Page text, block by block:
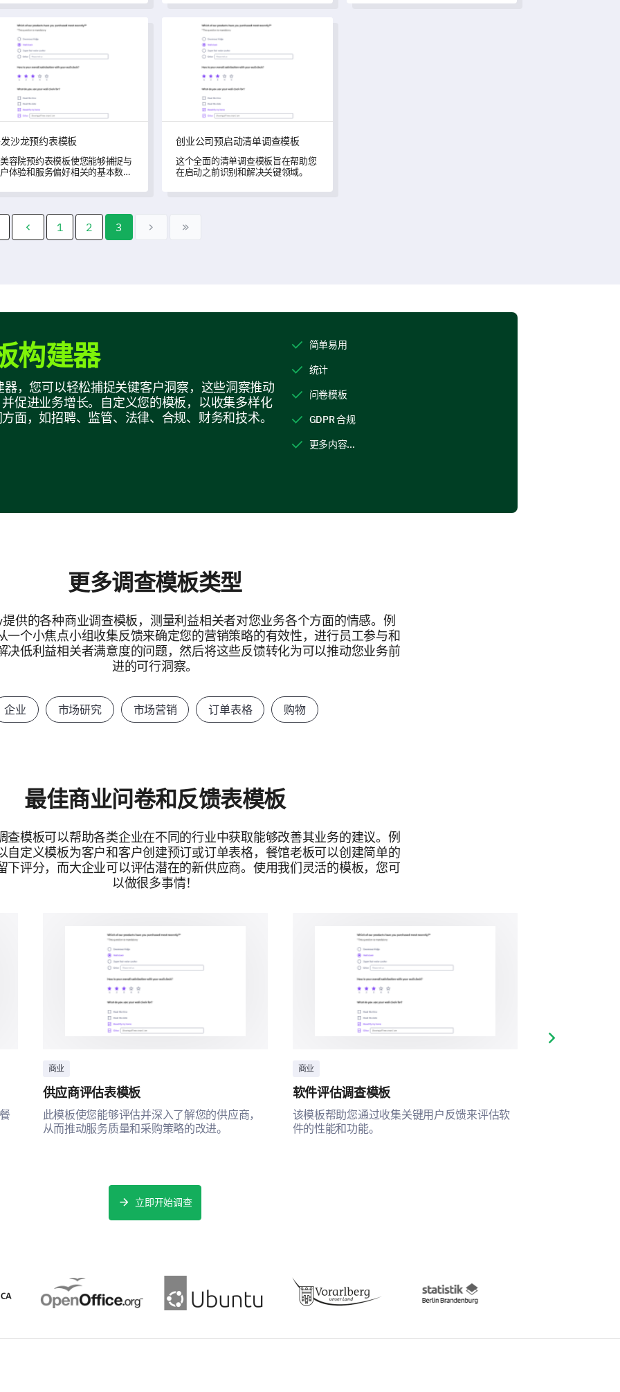
沙龙预约表模板
沙龙预约表模板
容院预约表模板使您能够捕捉与
体验和服务偏好相关的基本数
创业公司预启动清单调查模板
创业公司预启动清单调查模板
这个全面的清单调查模板旨在帮助您
在启动之前识别和解决关键领域。
1 2 3
构建器
，您可以轻松捕捉关键客户洞察，这些洞察推动
促进业务增长。自定义您的模板，以收集多样化
面，如招聘、监管、法律、合规、财务和技术。
简单易用
统计
问卷模板
GDPR 合规
更多内容...
更多调查模板类型
供的各种商业调查模板，测量利益相关者对您业务各个方面的情感。例
一个小焦点小组收集反馈来确定您的营销策略的有效性，进行员工参与和
决低利益相关者满意度的问题，然后将这些反馈转化为可以推动您业务前
进的可行洞察。
企业 市场研究 市场营销 订单表格 购物
最佳商业问卷和反馈表模板
查模板可以帮助各类企业在不同的行业中获取能够改善其业务的建议。例
自定义模板为客户和客户创建预订或订单表格，餐馆老板可以创建简单的
下评分，而大企业可以评估潜在的新供应商。使用我们灵活的模板，您可
以做很多事情！
商业
供应商评估表模板
此模板使您能够评估并深入了解您的供应商，
从而推动服务质量和采购策略的改进。
商业
软件评估调查模板
该模板帮助您通过收集关键用户反馈来评估软
件的性能和功能。
Next slide
立即开始调查